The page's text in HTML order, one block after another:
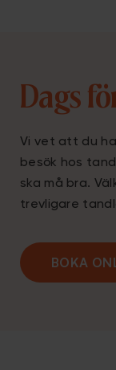
Dags
Vi vet att du
besök hos
ska må bra.
trevligare
BOKA